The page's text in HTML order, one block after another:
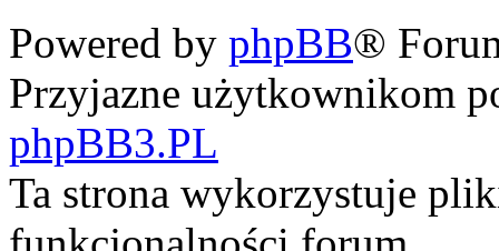
Powered by phpBB®
Przyjazne użytkownikom
phpBB3.PL
Ta strona wykorzystuje